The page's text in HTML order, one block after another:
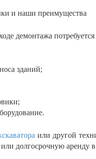
и наши преимущества
демонтажа
зданий;
или другой
долгосрочную аренду